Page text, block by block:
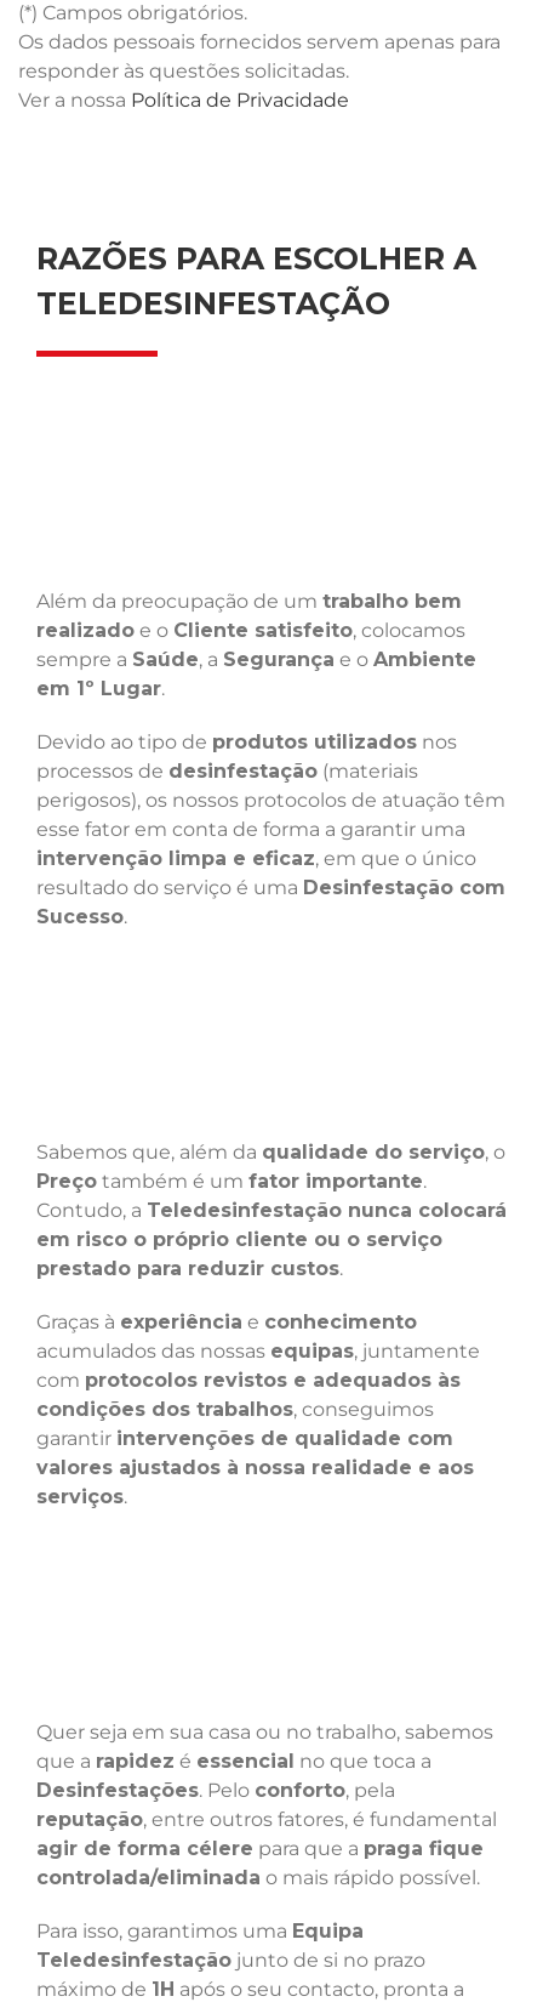
(*) Campos obrigatórios.
Os dados pessoais fornecidos servem apenas para
responder às questões solicitadas.
Ver a nossa Política de Privacidade
RAZÕES PARA ESCOLHER A
TELEDESINFESTAÇÃO
Além da preocupação de um trabalho bem
realizado e o Cliente satisfeito, colocamos
sempre a Saúde, a Segurança e o Ambiente
em 1º Lugar.
Devido ao tipo de produtos utilizados nos
processos de desinfestação (materiais
perigosos), os nossos protocolos de atuação têm
esse fator em conta de forma a garantir uma
intervenção limpa e eficaz, em que o único
resultado do serviço é uma Desinfestação com
Sucesso.
Sabemos que, além da qualidade do serviço, o
Preço também é um fator importante.
Contudo, a Teledesinfestação nunca colocará
em risco o próprio cliente ou o serviço
prestado para reduzir custos.
Graças à experiência e conhecimento
acumulados das nossas equipas, juntamente
com protocolos revistos e adequados às
condições dos trabalhos, conseguimos
garantir intervenções de qualidade com
valores ajustados à nossa realidade e aos
serviços.
Quer seja em sua casa ou no trabalho, sabemos
que a rapidez é essencial no que toca a
Desinfestações. Pelo conforto, pela
reputação, entre outros fatores, é fundamental
agir de forma célere para que a praga fique
controlada/eliminada o mais rápido possível.
Para isso, garantimos uma Equipa
Teledesinfestação junto de si no prazo
máximo de 1H após o seu contacto, pronta a